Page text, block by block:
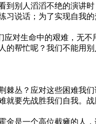
别人滔滔不绝的演讲
说话；为了实现自我
生命中的艰难，无不
帮忙呢？我们不能用
丛？应对这些困难我
要先战胜我们自我。
是一个高位截瘫的人